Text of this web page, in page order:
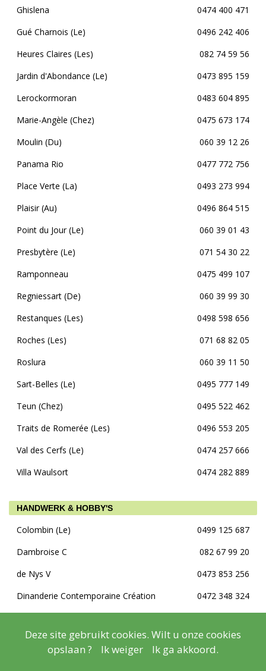
Ghislena
0474 400 471
Gué Charnois (Le)
0496 242 406
Heures Claires (Les)
082 74 59 56
Jardin d'Abondance (Le)
0473 895 159
Lerockormoran
0483 604 895
Marie-Angèle (Chez)
0475 673 174
Moulin (Du)
060 39 12 26
Panama Rio
0477 772 756
Place Verte (La)
0493 273 994
Plaisir (Au)
0496 864 515
Point du Jour (Le)
060 39 01 43
Presbytère (Le)
071 54 30 22
Ramponneau
0475 499 107
Regniessart (De)
060 39 99 30
Restanques (Les)
0498 598 656
Roches (Les)
071 68 82 05
Roslura
060 39 11 50
Sart-Belles (Le)
0495 777 149
Teun (Chez)
0495 522 462
Traits de Romerée (Les)
0496 553 205
Val des Cerfs (Le)
0474 257 666
Villa Waulsort
0474 282 889
HANDWERK & HOBBY'S
Colombin (Le)
0499 125 687
Dambroise C
082 67 99 20
de Nys V
0473 853 256
Dinanderie Contemporaine Création
0472 348 324
Fevry A
0476 898 958
Deze site gebruikt cookies. Wilt u onze cookies
opslaan ?
Ik weiger Ik ga akkoord.